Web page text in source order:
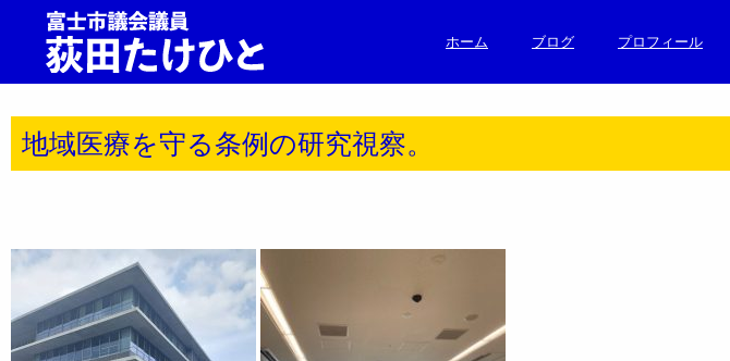
ホーム ブログ プロフィール
地域医療を守る条例の研究視察。